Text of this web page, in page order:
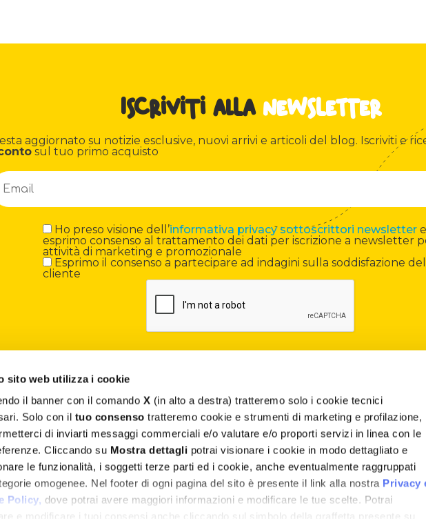
sito web utilizza i cookie
il banner con il comando X (in alto a destra) tratteremo solo i cookie tecnici
Solo con il tuo consenso tratteremo cookie e strumenti di marketing e profilazione,
di inviarti messaggi commerciali e/o valutare e/o proporti servizi in linea con le
Cliccando su Mostra dettagli potrai visionare i cookie in modo dettagliato e
le funzionalità, i soggetti terze parti ed i cookie, anche eventualmente raggruppati
omogenee. Nel footer di ogni pagina del sito è presente il link alla nostra Privacy
Policy, dove potrai avere maggiori informazioni e modificare le tue scelte. Potrai
e modificare i tuoi consensi anche cliccando sul simbolo della graffetta presente su
Iscriviti alla newsletter
aggiornato su notizie esclusive, nuovi arrivi e articoli del blog. Iscriviti e
sul tuo primo acquisto
Ho preso visione dell’informativa privacy sottoscrittori newsletter
esprimo consenso al trattamento dei dati per iscrizione a newsletter
attività di marketing e promozionale
Esprimo il consenso a partecipare ad indagini sulla soddisfazione del
cliente
Contatti
Assistenza
Termini e Condizioni
Privacy e Cookie Policy